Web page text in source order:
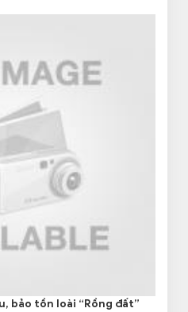
bảo tồn loài “Rồng đất”